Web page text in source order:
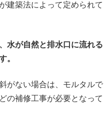
建築法によって定められて
水が自然と排水口に流れる
。
がない場合は、モルタルで
の補修工事が必要となって